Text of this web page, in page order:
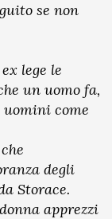
se non
lege le
un uomo fa,
uomini come
degli
Storace.
apprezzi